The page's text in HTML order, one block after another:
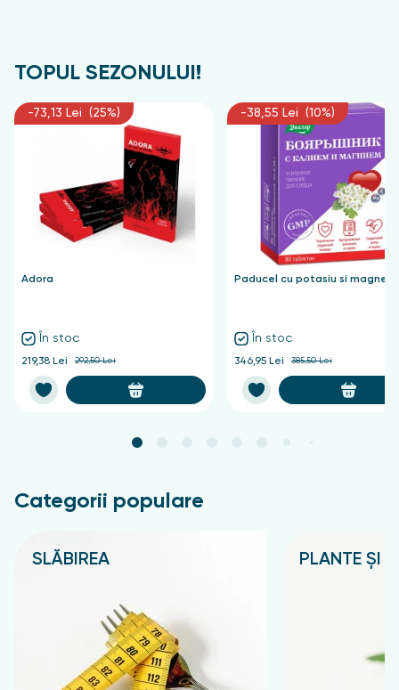
TOPUL SEZONULUI!
-73,13 Lei (25%)
Adora
În stoc
219,38 Lei 292,50 Lei
-38,55 Lei (10%)
Paducel cu potasiu si
În stoc
346,95 Lei 385,50 Lei
Categorii populare
SLĂBIREA PLANTE ȘI